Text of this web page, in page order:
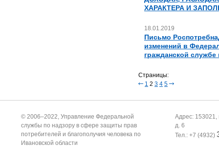
ХАРАКТЕРА И
18.01.2019
Письмо
изменений в
гражданской
Страницы:
1 2 3 4 5
© 2006–2022, Управление Федеральной
службы по надзору в сфере защиты прав
потребителей и благополучия человека по
Ивановской области
Адрес: 153021,
д. 6
Тел.: +7 (4932)